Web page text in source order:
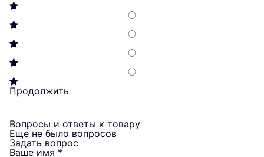
Продолжить
Вопросы и ответы к товару
Еще не было вопросов
Задать вопрос
Ваше имя *